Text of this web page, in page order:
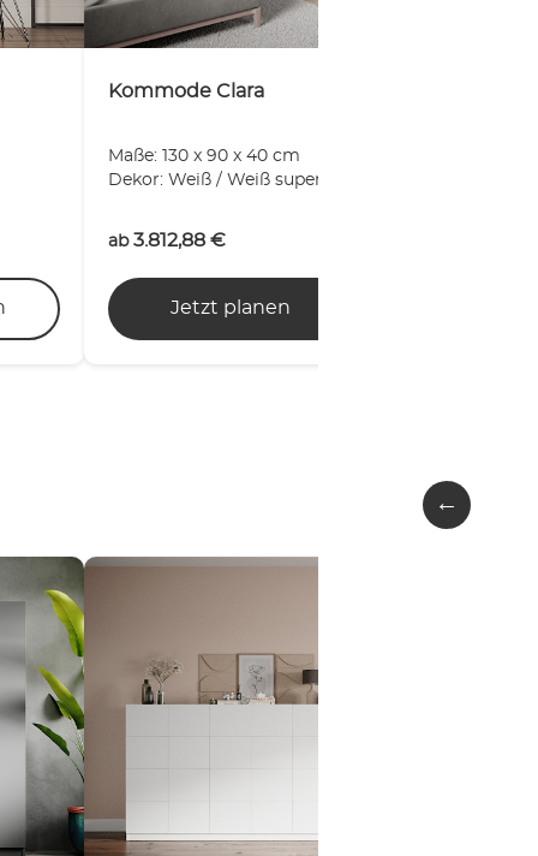
Kommode Clara
Maße: 130 x 90 x 40 cm
Dekor: Weiß / Weiß supermatt
ab 3.812,88 €
Jetzt planen
←